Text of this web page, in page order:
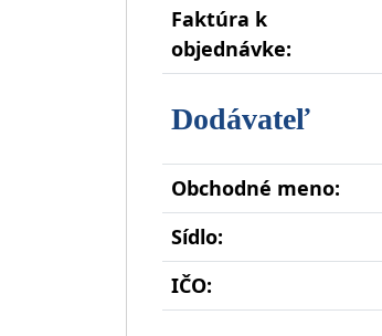
Faktúra k
objednávke:
Dodávateľ
Obchodné meno:
Sídlo:
IČO: